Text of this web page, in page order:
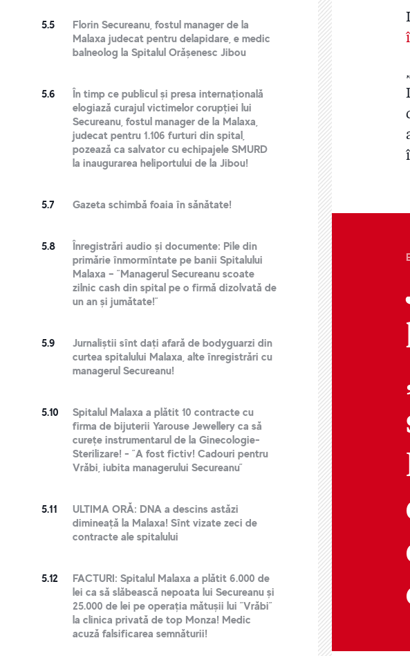
5.5
Florin Secureanu, fostul manager de la
Malaxa judecat pentru delapidare, e medic
balneolog la Spitalul Orășenesc Jibou
5.6
În timp ce publicul și presa internațională
elogiază curajul victimelor corupției lui
Secureanu, fostul manager de la Malaxa,
judecat pentru 1.106 furturi din spital,
pozează ca salvator cu echipajele SMURD
la inaugurarea heliportului de la Jibou!
5.7 Gazeta schimbă foaia în sănătate!
5.8
Înregistrări audio și documente: Pile din
primărie înmormîntate pe banii Spitalului
Malaxa – ”Managerul Secureanu scoate
zilnic cash din spital pe o firmă dizolvată de
un an și jumătate!”
5.9
Jurnaliștii sînt dați afară de bodyguarzi din
curtea spitalului Malaxa, alte înregistrări cu
managerul Secureanu!
5.10
Spitalul Malaxa a plătit 10 contracte cu
firma de bijuterii Yarouse Jewellery ca să
curețe instrumentarul de la Ginecologie-
Sterilizare! - ”A fost fictiv! Cadouri pentru
Vrăbi, iubita managerului Secureanu”
5.11
ULTIMA ORĂ: DNA a descins astăzi
dimineață la Malaxa! Sînt vizate zeci de
contracte ale spitalului
5.12
FACTURI: Spitalul Malaxa a plătit 6.000 de
lei ca să slăbească nepoata lui Secureanu și
25.000 de lei pe operația mătușii lui ”Vrăbi”
la clinica privată de top Monza! Medic
acuză falsificarea semnăturii!